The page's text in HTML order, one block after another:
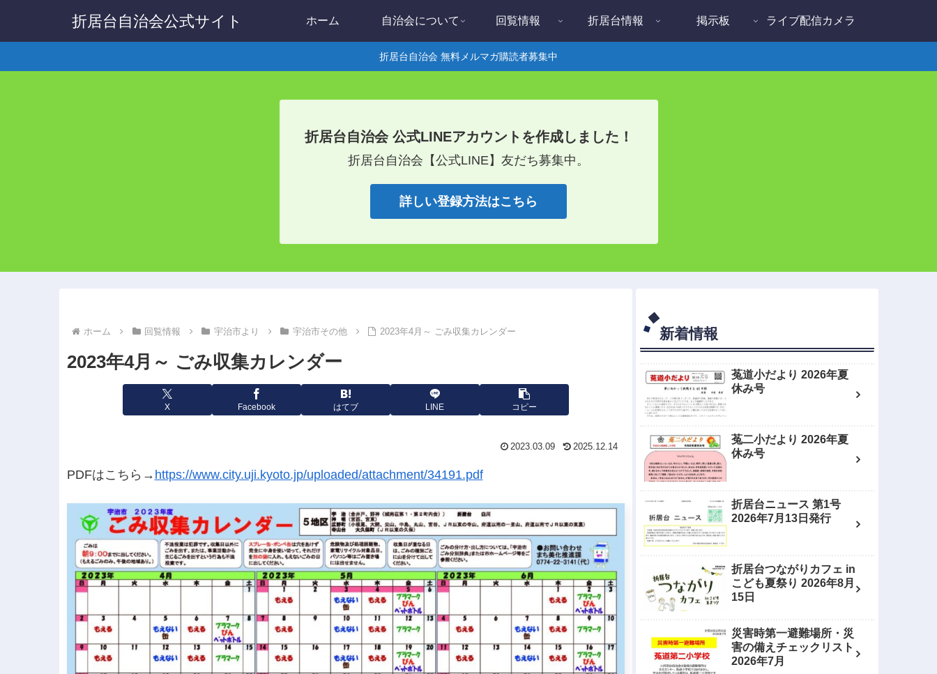
折居台自治会公式サイト ホーム 自治会について 回覧情報 折居台情報 掲示板 ライブ配信カメラ
折居台自治会 無料メルマガ購読者募集中
折居台自治会 公式LINEアカウントを作成しました！
折居台自治会【公式LINE】友だち募集中。
詳しい登録方法はこちら
ホーム 回覧情報 宇治市より 宇治市その他 2023年4月～ ごみ収集カレンダー
2023年4月～ ごみ収集カレンダー
X Facebook はてブ LINE コピー
2023.03.09 2025.12.14
PDFはこちら→ https://www.city.uji.kyoto.jp/uploaded/attachment/34191.pdf
新着情報
菟道小だより 2026年夏
休み号
菟二小だより 2026年夏
休み号
折居台ニュース 第1号
2026年7月13日発行
折居台つながりカフェ in
こども夏祭り 2026年8月
15日
災害時第一避難場所・災
害の備えチェックリスト
2026年7月